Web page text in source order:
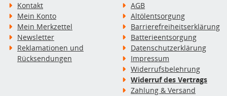
Kontakt
Mein Konto
Mein Merkzettel
Newsletter
Reklamationen und
Rücksendungen
AGB
Altölentsorgung
Barrierefreiheitserklärung
Batterieentsorgung
Datenschutzerklärung
Impressum
Widerrufsbelehrung
Widerruf des Vertrags
Zahlung & Versand